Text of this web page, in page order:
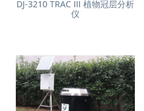
DJ-3210 TRAC Ⅲ 植物冠层分析
仪